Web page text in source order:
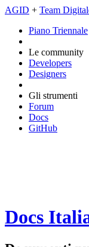
AGID + Team
Piano Triennale
Le community
Developers
Designers
Gli strumenti
Forum
Docs
GitHub
Docs